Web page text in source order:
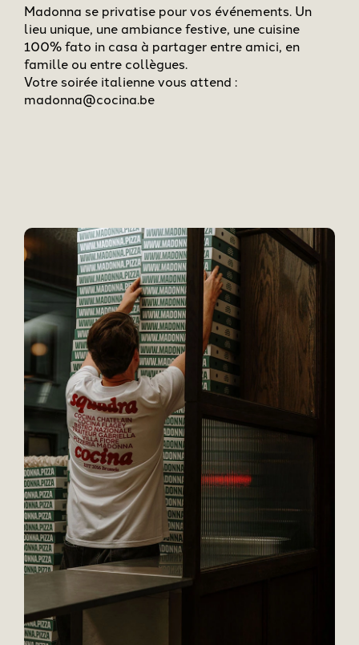
Madonna se privatise pour vos événements. Un
lieu unique, une ambiance festive, une cuisine
100% fato in casa à partager entre amici, en
famille ou entre collègues.
Votre soirée italienne vous attend :
madonna@cocina.be